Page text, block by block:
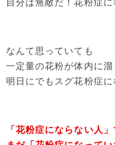
なんて思っていても
一定量の花粉が体内に
明日にでもスグ花粉症に
「花粉症にならない人」